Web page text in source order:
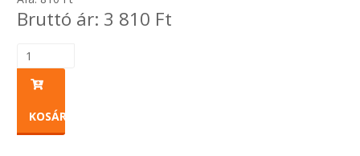
TÖMLŐBILINCS
Bruttó ár: 3 810 Ft
KOSÁRBA